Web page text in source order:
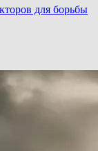
для борьбы